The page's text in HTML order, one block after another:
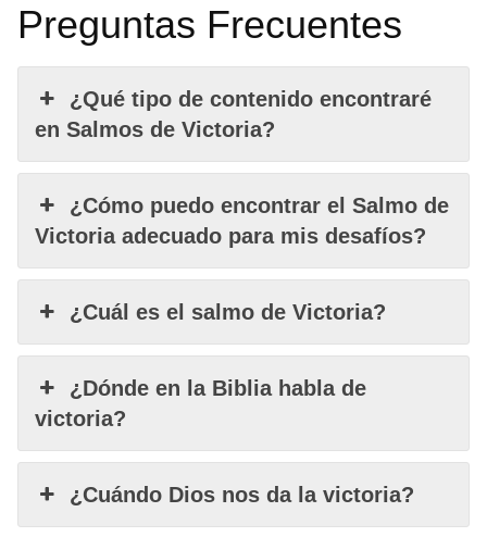
Preguntas Frecuentes
¿Qué tipo de contenido encontraré
en Salmos de Victoria?
¿Cómo puedo encontrar el Salmo de
Victoria adecuado para mis desafíos?
¿Cuál es el salmo de Victoria?
¿Dónde en la Biblia habla de
victoria?
¿Cuándo Dios nos da la victoria?